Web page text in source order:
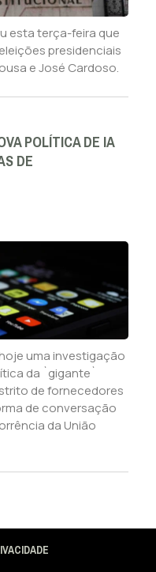
esta terça-feira que
presidenciais
e José Cardoso.
POLÍTICA DE IA
DE
uma investigação
da `gigante`
de fornecedores
de conversação
da União